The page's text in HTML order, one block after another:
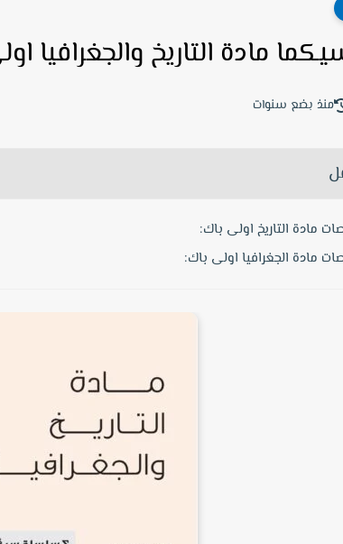
مادة التاريخ والجغرافيا
منذ بضع سنوات
مادة التاريخ اولى باك:
مادة الجغرافيا اولى باك: